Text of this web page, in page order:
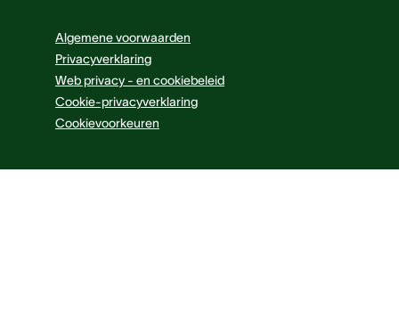
Algemene voorwaarden
Privacyverklaring
Web privacy - en cookiebeleid
Cookie-privacyverklaring
Cookievoorkeuren